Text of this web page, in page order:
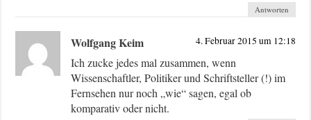
Antworten
Wolfgang Keim 4. Februar 2015 um 12:18
Ich zucke jedes mal zusammen, wenn
Wissenschaftler, Politiker und Schriftsteller (!) im
Fernsehen nur noch „wie“ sagen, egal ob
komparativ oder nicht.